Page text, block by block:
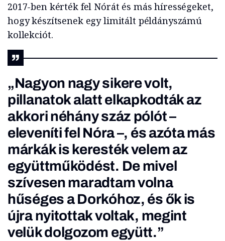
2017-ben kérték fel Nórát és más hírességeket,
hogy készítsenek egy limitált példányszámú
kollekciót.
„Nagyon nagy sikere volt,
pillanatok alatt elkapkodták az
akkori néhány száz pólót –
eleveníti fel Nóra –, és azóta más
márkák is keresték velem az
együttműködést. De mivel
szívesen maradtam volna
hűséges a Dorkóhoz, és ők is
újra nyitottak voltak, megint
velük dolgozom együtt.”